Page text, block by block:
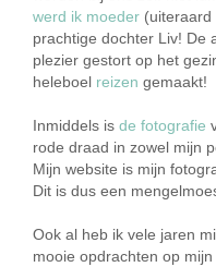
werd ik moeder
prachtige dochter Liv! De
plezier gestort op het
heleboel reizen gemaakt!
Inmiddels is de fotografie
rode draad in zowel mijn
Mijn website is mijn
Dit is dus een
Ook al heb ik vele jaren
mooie opdrachten op